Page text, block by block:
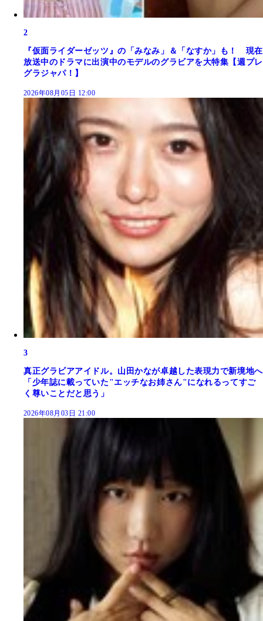
2
『仮面ライダーゼッツ』の「みなみ」＆「なすか」も！ 現在
放送中のドラマに出演中のモデルのグラビアを大特集【週プレ
グラジャパ！】
2026年08月05日 12:00
3
真正グラビアアイドル。山田かなが卓越した表現力で新境地へ
「少年誌に載っていた"エッチなお姉さん"になれるってすご
く尊いことだと思う」
2026年08月03日 21:00